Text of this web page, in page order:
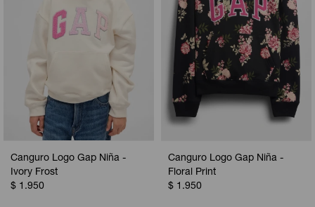
Canguro Logo Gap Niña -
Ivory Frost
$ 1.950
Canguro Logo Gap Niña -
Floral Print
$ 1.950